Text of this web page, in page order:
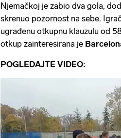
Njemačkoj je zabio dva gola,
skrenuo pozornost na sebe. Igrač
ugrađenu otkupnu klauzulu od
otkup zainteresirana je
POGLEDAJTE VIDEO: